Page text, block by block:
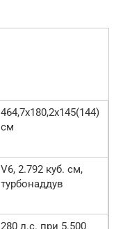
464,7х180,2х145(144)
см
V6, 2.792 куб. см,
турбонаддув
280 л.с. при 5.500